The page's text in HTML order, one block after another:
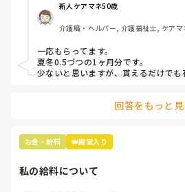
新人ケアマネ50歳
介護職・ヘルパー, 介護福祉士, ケア
一応もらってます。
夏冬0.5づつの1ヶ月分です。
少ないと思いますが、貰えるだけで
回答をもっと見
お金・給料 👑殿堂入り
私の給料について